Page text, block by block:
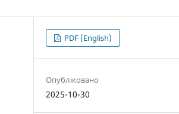
PDF (English)
Опубліковано
2025-10-30